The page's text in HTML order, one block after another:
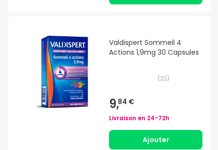
Valdispert Sommeil 4
Actions 1,9mg 30 Capsules
(23)
9,84 €
Livraison en 24-72h
Ajouter